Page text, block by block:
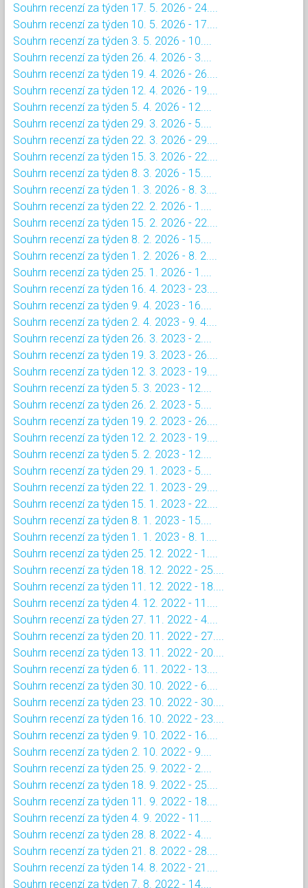
Souhrn recenzí za týden 17. 5. 2026 - 24....
Souhrn recenzí za týden 10. 5. 2026 - 17....
Souhrn recenzí za týden 3. 5. 2026 - 10....
Souhrn recenzí za týden 26. 4. 2026 - 3....
Souhrn recenzí za týden 19. 4. 2026 - 26....
Souhrn recenzí za týden 12. 4. 2026 - 19....
Souhrn recenzí za týden 5. 4. 2026 - 12....
Souhrn recenzí za týden 29. 3. 2026 - 5....
Souhrn recenzí za týden 22. 3. 2026 - 29....
Souhrn recenzí za týden 15. 3. 2026 - 22....
Souhrn recenzí za týden 8. 3. 2026 - 15....
Souhrn recenzí za týden 1. 3. 2026 - 8. 3....
Souhrn recenzí za týden 22. 2. 2026 - 1....
Souhrn recenzí za týden 15. 2. 2026 - 22....
Souhrn recenzí za týden 8. 2. 2026 - 15....
Souhrn recenzí za týden 1. 2. 2026 - 8. 2....
Souhrn recenzí za týden 25. 1. 2026 - 1....
Souhrn recenzí za týden 16. 4. 2023 - 23....
Souhrn recenzí za týden 9. 4. 2023 - 16....
Souhrn recenzí za týden 2. 4. 2023 - 9. 4....
Souhrn recenzí za týden 26. 3. 2023 - 2....
Souhrn recenzí za týden 19. 3. 2023 - 26....
Souhrn recenzí za týden 12. 3. 2023 - 19....
Souhrn recenzí za týden 5. 3. 2023 - 12....
Souhrn recenzí za týden 26. 2. 2023 - 5....
Souhrn recenzí za týden 19. 2. 2023 - 26....
Souhrn recenzí za týden 12. 2. 2023 - 19....
Souhrn recenzí za týden 5. 2. 2023 - 12....
Souhrn recenzí za týden 29. 1. 2023 - 5....
Souhrn recenzí za týden 22. 1. 2023 - 29....
Souhrn recenzí za týden 15. 1. 2023 - 22....
Souhrn recenzí za týden 8. 1. 2023 - 15....
Souhrn recenzí za týden 1. 1. 2023 - 8. 1....
Souhrn recenzí za týden 25. 12. 2022 - 1....
Souhrn recenzí za týden 18. 12. 2022 - 25....
Souhrn recenzí za týden 11. 12. 2022 - 18....
Souhrn recenzí za týden 4. 12. 2022 - 11....
Souhrn recenzí za týden 27. 11. 2022 - 4....
Souhrn recenzí za týden 20. 11. 2022 - 27....
Souhrn recenzí za týden 13. 11. 2022 - 20....
Souhrn recenzí za týden 6. 11. 2022 - 13....
Souhrn recenzí za týden 30. 10. 2022 - 6....
Souhrn recenzí za týden 23. 10. 2022 - 30....
Souhrn recenzí za týden 16. 10. 2022 - 23....
Souhrn recenzí za týden 9. 10. 2022 - 16....
Souhrn recenzí za týden 2. 10. 2022 - 9....
Souhrn recenzí za týden 25. 9. 2022 - 2....
Souhrn recenzí za týden 18. 9. 2022 - 25....
Souhrn recenzí za týden 11. 9. 2022 - 18....
Souhrn recenzí za týden 4. 9. 2022 - 11....
Souhrn recenzí za týden 28. 8. 2022 - 4....
Souhrn recenzí za týden 21. 8. 2022 - 28....
Souhrn recenzí za týden 14. 8. 2022 - 21....
Souhrn recenzí za týden 7. 8. 2022 - 14....